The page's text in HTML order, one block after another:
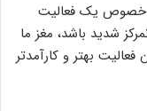
خصوص یک فعالیت
شدید باشد، مغز ما
بهتر و کارآمدتر